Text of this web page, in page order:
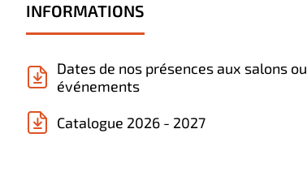
INFORMATIONS
Dates de nos présences aux salons ou
événements
Catalogue 2026 - 2027